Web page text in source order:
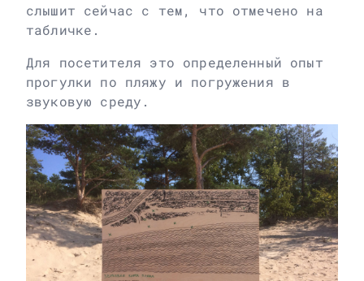
слышит сейчас с тем, что отмечено на
табличке.
Для посетителя это определенный опыт
прогулки по пляжу и погружения в
звуковую среду.